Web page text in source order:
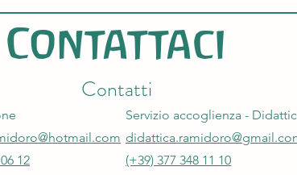
Autoeducazione e cammino
sociale, per comunità educative
Contattaci
Contatti
Servizio accoglienza -
12
(+39) 377 348 11 10